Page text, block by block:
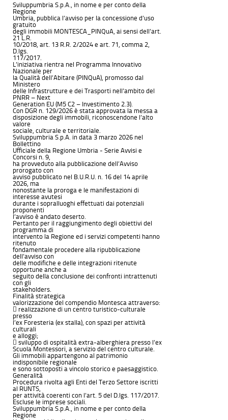
Sviluppumbria S.p.A., in nome e per conto della
Regione
Umbria, pubblica l’avviso per la concessione d’uso
gratuito
degli immobili MONTESCA_PINQuA, ai sensi dell’art.
21 L.R.
10/2018, art. 13 R.R. 2/2024 e art. 71, comma 2,
D.lgs.
117/2017.
L’iniziativa rientra nel Programma Innovativo
Nazionale per
la Qualità dell’Abitare (PINQuA), promosso dal
Ministero
delle Infrastrutture e dei Trasporti nell’ambito del
PNRR – Next
Generation EU (M5 C2 – Investimento 2.3).
Con DGR n. 129/2026 è stata approvata la messa a
disposizione degli immobili, riconoscendone l’alto
valore
sociale, culturale e territoriale.
Sviluppumbria S.p.A. in data 3 marzo 2026 nel
Bollettino
Ufficiale della Regione Umbria - Serie Avvisi e
Concorsi n. 9,
ha provveduto alla pubblicazione dell’Avviso
prorogato con
avviso pubblicato nel B.U.R.U. n. 16 del 14 aprile
2026, ma
nonostante la proroga e le manifestazioni di
interesse avutesi
durante i sopralluoghi effettuati dai potenziali
proponenti
l’avviso è andato deserto.
Pertanto per il raggiungimento degli obiettivi del
programma di
intervento la Regione ed i servizi competenti hanno
ritenuto
fondamentale procedere alla ripubblicazione
dell’avviso con
delle modifiche e delle integrazioni ritenute
opportune anche a
seguito della conclusione dei confronti intrattenuti
con gli
stakeholders.
Finalità strategica
valorizzazione del compendio Montesca attraverso:
 realizzazione di un centro turistico-culturale
presso
l’ex Foresteria (ex stalla), con spazi per attività
culturali
e alloggi;
 sviluppo di ospitalità extra-alberghiera presso l’ex
Scuola Montessori, a servizio del centro culturale.
Gli immobili appartengono al patrimonio
indisponibile regionale
e sono sottoposti a vincolo storico e paesaggistico.
Generalità
Procedura rivolta agli Enti del Terzo Settore iscritti
al RUNTS,
per attività coerenti con l’art. 5 del D.lgs. 117/2017.
Escluse le imprese sociali.
Sviluppumbria S.p.A., in nome e per conto della
Regione